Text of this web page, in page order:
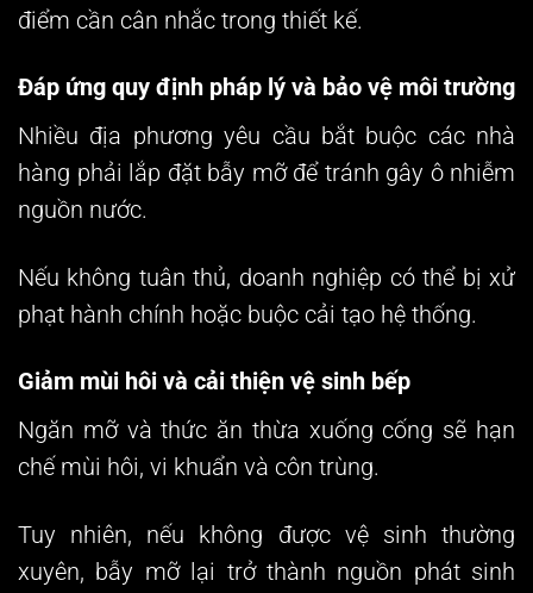
điểm cần cân nhắc trong thiết kế.
Đáp ứng quy định pháp lý và bảo vệ môi trường
Nhiều địa phương yêu cầu bắt buộc các nhà
hàng phải lắp đặt bẫy mỡ để tránh gây ô nhiễm
nguồn nước.
Nếu không tuân thủ, doanh nghiệp có thể bị xử
phạt hành chính hoặc buộc cải tạo hệ thống.
Giảm mùi hôi và cải thiện vệ sinh bếp
Ngăn mỡ và thức ăn thừa xuống cống sẽ hạn
chế mùi hôi, vi khuẩn và côn trùng.
Tuy nhiên, nếu không được vệ sinh thường
xuyên, bẫy mỡ lại trở thành nguồn phát sinh